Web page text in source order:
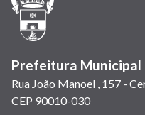
Prefeitura
Rua João Manoel , 157 -
CEP 90010-030